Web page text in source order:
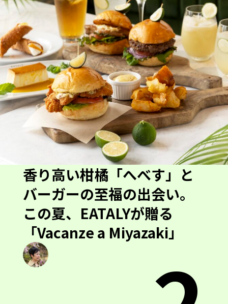
香り高い柑橘「へべす」と
バーガーの至福の出会い。
この夏、EATALYが贈る
「Vacanze a Miyazaki」
2